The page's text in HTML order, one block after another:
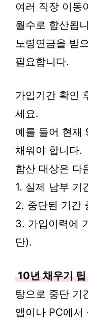
여러 직장 이동
월수로 합산됩
노령연금을 받
필요합니다.
가입기간 확인
세요.
예를 들어 현재
채워야 합니다.
합산 대상은 다
1. 실제 납부 기
2. 중단된 기간
3. 가입이력에
단).
10년 채우기 팁
탕으로 중단 기
앱이나 PC에서